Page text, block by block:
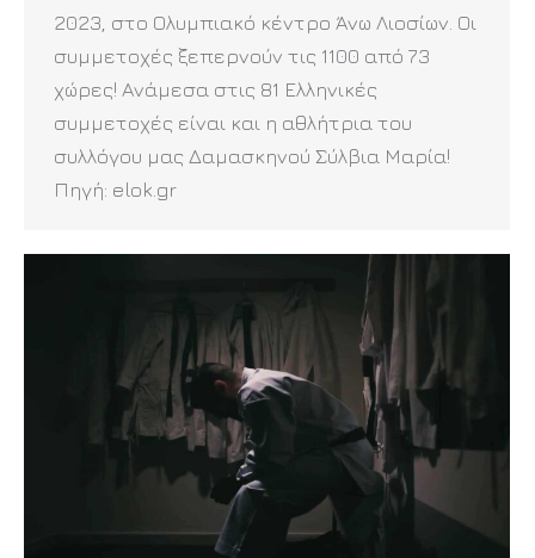
2023, στο Ολυμπιακό κέντρο Άνω Λιοσίων. Οι
συμμετοχές ξεπερνούν τις 1100 από 73
χώρες! Ανάμεσα στις 81 Ελληνικές
συμμετοχές είναι και η αθλήτρια του
συλλόγου μας Δαμασκηνού Σύλβια Μαρία!
Πηγή: elok.gr